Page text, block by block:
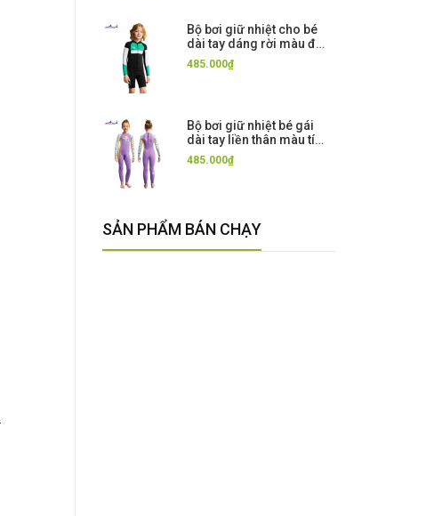
Bộ bơi giữ nhiệt cho bé
dài tay dáng rời màu đen
xanh 12 vải dày 2.5mm
Dive& Sail
485.000₫
Bộ bơi giữ nhiệt bé gái
dài tay liền thân màu tím
hình cá vải 2.5mm Dive&
Sail
485.000₫
SẢN PHẨM BÁN CHẠY